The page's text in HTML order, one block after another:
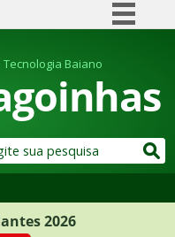
Comunica BR
Participe
Legislação
Baiano
2026